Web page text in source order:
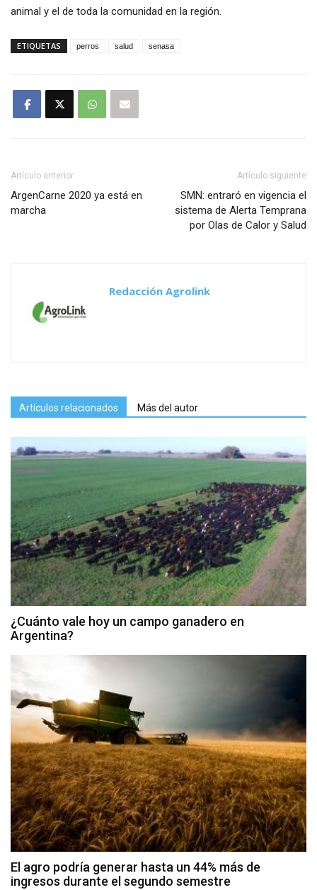
animal y el de toda la comunidad en la región.
ETIQUETAS perros salud senasa
Artículo anterior
ArgenCarne 2020 ya está en
marcha
Artículo siguiente
SMN: entraró en vigencia el
sistema de Alerta Temprana
por Olas de Calor y Salud
Redacción Agrolink
Artículos relacionados Más del autor
¿Cuánto vale hoy un campo ganadero en
Argentina?
El agro podría generar hasta un 44% más de
ingresos durante el segundo semestre